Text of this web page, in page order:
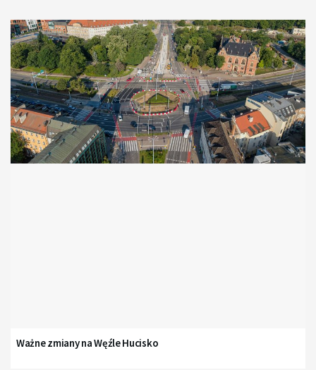
Ważne zmiany na Węźle Hucisko